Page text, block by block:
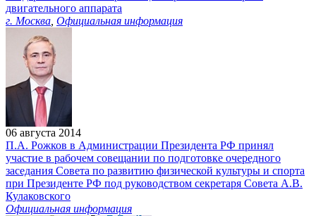
двигательного аппарата
г. Москва Официальная информация
06 августа 2014
П.А. Рожков в Администрации Президента РФ принял
участие в рабочем совещании по подготовке очередного
заседания Совета по развитию физической культуры и спорта
при Президенте РФ под руководством секретаря Совета А.В.
Кулаковского
Официальная информация